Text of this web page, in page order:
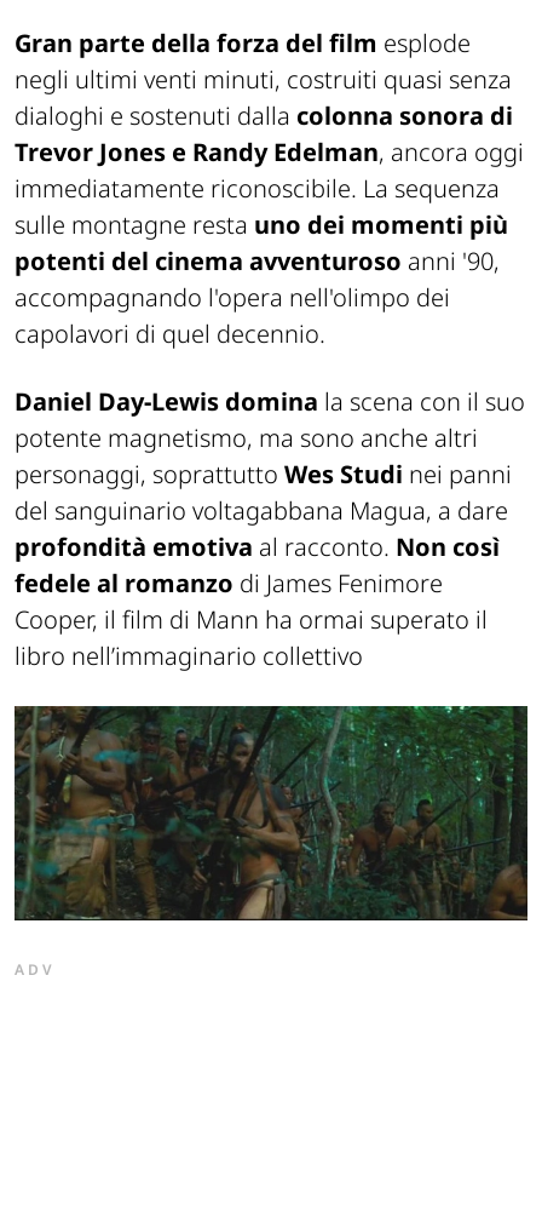
Gran parte della forza del film esplode
negli ultimi venti minuti, costruiti quasi senza
dialoghi e sostenuti dalla colonna sonora di
Trevor Jones e Randy Edelman, ancora oggi
immediatamente riconoscibile. La sequenza
sulle montagne resta uno dei momenti più
potenti del cinema avventuroso anni '90,
accompagnando l'opera nell'olimpo dei
capolavori di quel decennio.
Daniel Day-Lewis domina la scena con il suo
potente magnetismo, ma sono anche altri
personaggi, soprattutto Wes Studi nei panni
del sanguinario voltagabbana Magua, a dare
profondità emotiva al racconto. Non così
fedele al romanzo di James Fenimore
Cooper, il film di Mann ha ormai superato il
libro nell’immaginario collettivo
ADV